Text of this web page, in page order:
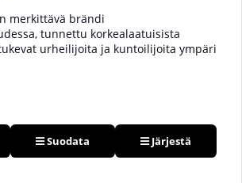
merkittävä brändi
tunnettu korkealaatuisista
urheilijoita ja kuntoilijoita ympäri
ja tehokkaita lisäravinteita, jotka
Suodata Järjestä